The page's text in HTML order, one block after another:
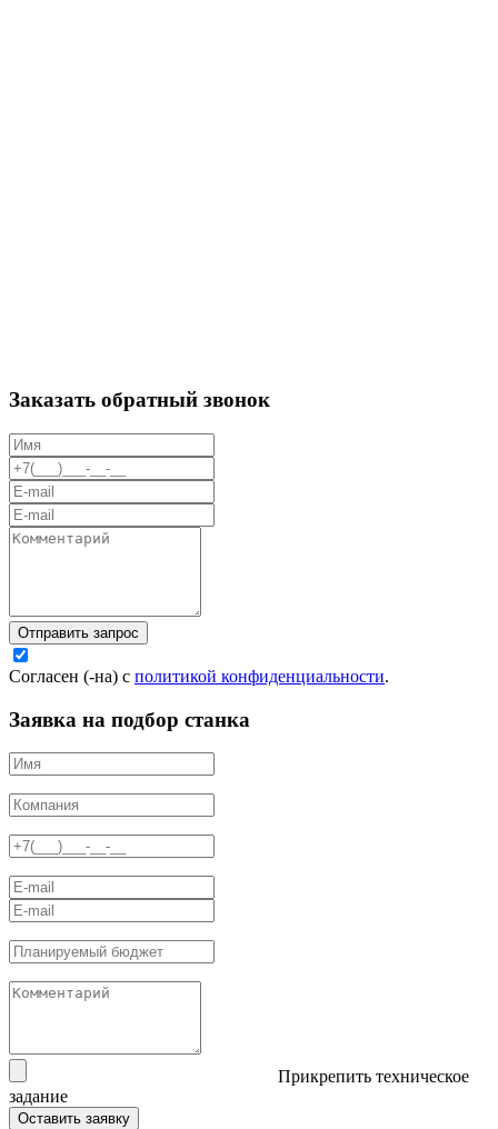
Заказать обратный звонок
Отправить запрос
Согласен (-на) с политикой конфиденциальности.
Заявка на подбор станка
Прикрепить техническое
задание
Оставить заявку